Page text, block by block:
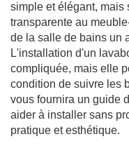
simple et élégant, mais
transparente au
de la salle de bains un
L'installation d'un
compliquée, mais elle
condition de suivre les
vous fournira un guide
aider à installer sans
pratique et esthétique.